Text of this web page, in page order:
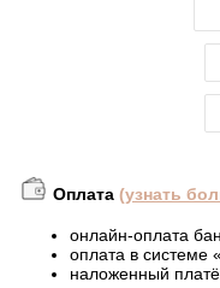
Оплата (узнать
онлайн-оплата
оплата в системе
наложенный